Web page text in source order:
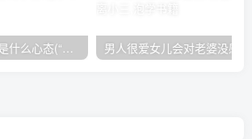
喜欢老公的脚丫是什么心态(“恋足癖”男友让我恶心)